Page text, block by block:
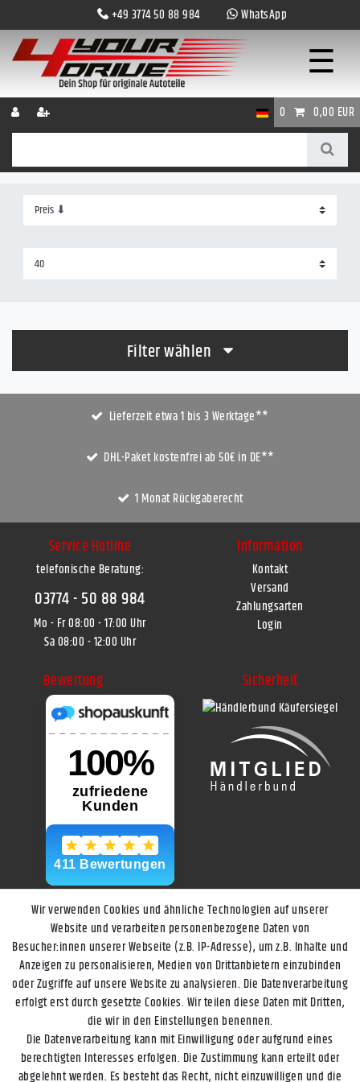
+49 3774 50 88 984 WhatsApp
☰
0 0,00 EUR
Filter wählen
Lieferzeit etwa 1 bis 3 Werktage**
DHL-Paket kostenfrei ab 50€ in DE**
1 Monat Rückgaberecht
Service Hotline
telefonische Beratung:
03774 - 50 88 984
Mo - Fr 08:00 - 17:00 Uhr
Sa 08:00 - 12:00 Uhr
Information
Kontakt
Versand
Zahlungsarten
Login
Bewertung Sicherheit
Wir verwenden Cookies und ähnliche Technologien auf unserer
Website und verarbeiten personenbezogene Daten von
Besucher:innen unserer Webseite (z.B. IP-Adresse), um z.B. Inhalte und
Anzeigen zu personalisieren, Medien von Drittanbietern einzubinden
oder Zugriffe auf unsere Website zu analysieren. Die Datenverarbeitung
erfolgt erst durch gesetzte Cookies. Wir teilen diese Daten mit Dritten,
die wir in den Einstellungen benennen.
Die Datenverarbeitung kann mit Einwilligung oder aufgrund eines
berechtigten Interesses erfolgen. Die Zustimmung kann erteilt oder
abgelehnt werden. Es besteht das Recht, nicht einzuwilligen und die